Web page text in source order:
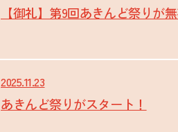
【御礼】第9回あきんど祭りが
2025.11.23
あきんど祭りがスタート！